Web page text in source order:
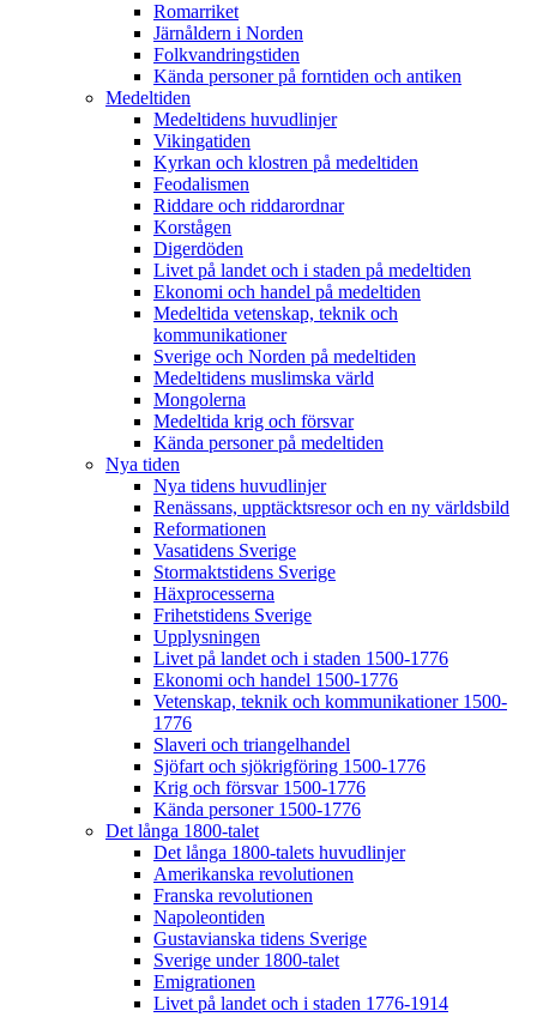
Romarriket
Järnåldern i Norden
Folkvandringstiden
Kända personer på forntiden och antiken
Medeltiden
Medeltidens huvudlinjer
Vikingatiden
Kyrkan och klostren på medeltiden
Feodalismen
Riddare och riddarordnar
Korstågen
Digerdöden
Livet på landet och i staden på medeltiden
Ekonomi och handel på medeltiden
Medeltida vetenskap, teknik och
kommunikationer
Sverige och Norden på medeltiden
Medeltidens muslimska värld
Mongolerna
Medeltida krig och försvar
Kända personer på medeltiden
Nya tiden
Nya tidens huvudlinjer
Renässans, upptäcktsresor och en ny världsbild
Reformationen
Vasatidens Sverige
Stormaktstidens Sverige
Häxprocesserna
Frihetstidens Sverige
Upplysningen
Livet på landet och i staden 1500-1776
Ekonomi och handel 1500-1776
Vetenskap, teknik och kommunikationer 1500-
1776
Slaveri och triangelhandel
Sjöfart och sjökrigföring 1500-1776
Krig och försvar 1500-1776
Kända personer 1500-1776
Det långa 1800-talet
Det långa 1800-talets huvudlinjer
Amerikanska revolutionen
Franska revolutionen
Napoleontiden
Gustavianska tidens Sverige
Sverige under 1800-talet
Emigrationen
Livet på landet och i staden 1776-1914